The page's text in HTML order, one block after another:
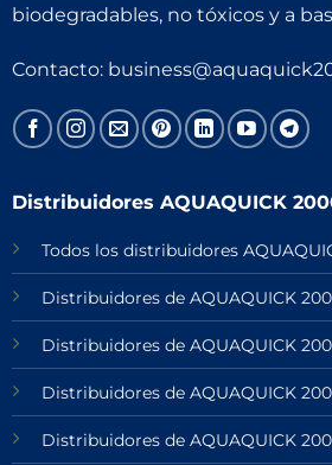
biodegradables, no tóxicos y a
Contacto:
Distribuidores AQUAQUICK
Todos los distribuidores
Distribuidores de AQUAQUICK
Distribuidores de AQUAQUICK
Distribuidores de AQUAQUICK
Distribuidores de AQUAQUICK